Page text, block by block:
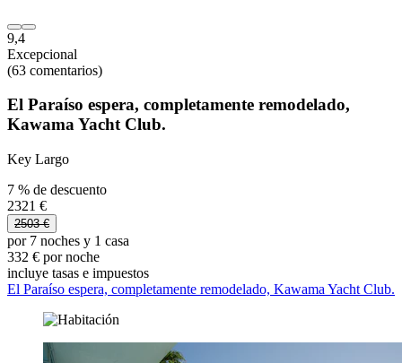
9,4
Excepcional
(63 comentarios)
El Paraíso espera, completamente remodelado,
Kawama Yacht Club.
Key Largo
7 % de descuento
2321 €
2503 €
por 7 noches y 1 casa
332 € por noche
incluye tasas e impuestos
El Paraíso espera, completamente remodelado, Kawama Yacht Club.